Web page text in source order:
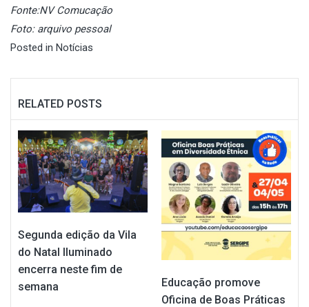
Fonte:NV Comucação
Foto: arquivo pessoal
Posted in Notícias
RELATED POSTS
Segunda edição da Vila
do Natal Iluminado
encerra neste fim de
semana
Educação promove
Oficina de Boas Práticas